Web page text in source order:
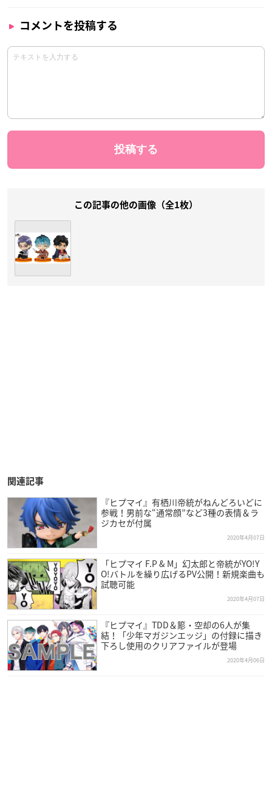
コメントを投稿する
この記事の他の画像（全1枚）
関連記事
『ヒプマイ』有栖川帝統がねんどろいどに
参戦！男前な“通常顔”など3種の表情＆ラ
ジカセが付属
2020年4月07日
「ヒプマイ F.P & M」幻太郎と帝統がYO!Y
O!バトルを繰り広げるPV公開！新規楽曲も
試聴可能
2020年4月07日
『ヒプマイ』TDD＆簓・空却の6人が集
結！「少年マガジンエッジ」の付録に描き
下ろし使用のクリアファイルが登場
2020年4月06日